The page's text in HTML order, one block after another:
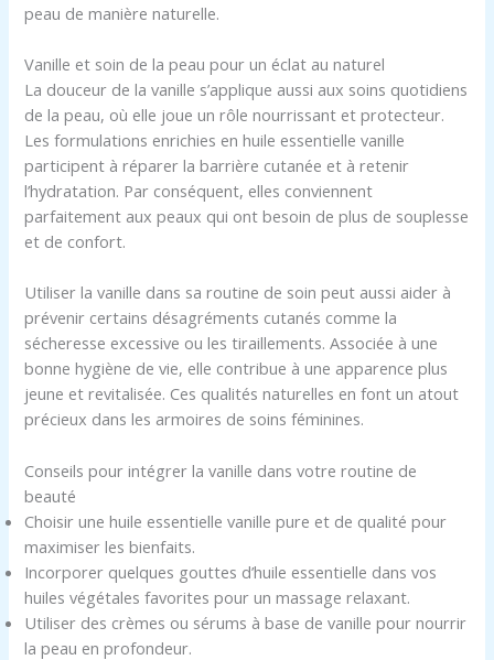
peau de manière naturelle.
Vanille et soin de la peau pour un éclat au naturel
La douceur de la vanille s’applique aussi aux soins quotidiens
de la peau, où elle joue un rôle nourrissant et protecteur.
Les formulations enrichies en huile essentielle vanille
participent à réparer la barrière cutanée et à retenir
l’hydratation. Par conséquent, elles conviennent
parfaitement aux peaux qui ont besoin de plus de souplesse
et de confort.
Utiliser la vanille dans sa routine de soin peut aussi aider à
prévenir certains désagréments cutanés comme la
sécheresse excessive ou les tiraillements. Associée à une
bonne hygiène de vie, elle contribue à une apparence plus
jeune et revitalisée. Ces qualités naturelles en font un atout
précieux dans les armoires de soins féminines.
Conseils pour intégrer la vanille dans votre routine de
beauté
Choisir une huile essentielle vanille pure et de qualité pour
maximiser les bienfaits.
Incorporer quelques gouttes d’huile essentielle dans vos
huiles végétales favorites pour un massage relaxant.
Utiliser des crèmes ou sérums à base de vanille pour nourrir
la peau en profondeur.